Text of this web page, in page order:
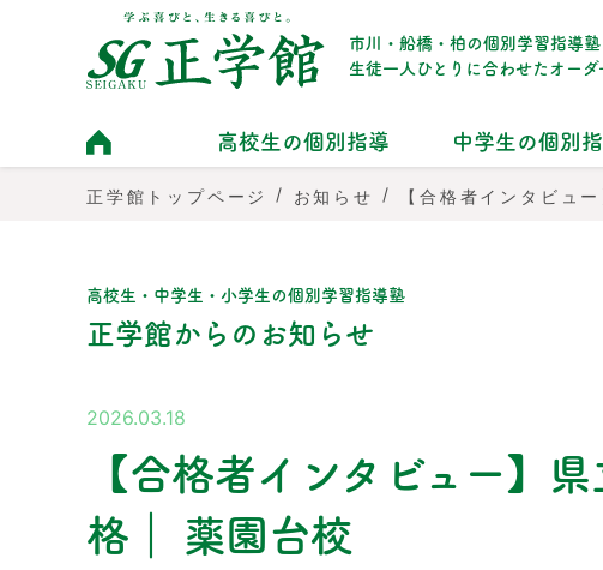
市川・船橋・柏の個別学習指導塾
生徒一人ひとりに合わせた オーダ
高校生の個別指導 中学生の個別
正学館トップページ / お知らせ / 【合格者インタビュ
高校生・中学生・小学生の個別学習指導塾
正学館からのお知らせ
2026.03.18
【合格者インタビュー】
格｜ 薬園台校